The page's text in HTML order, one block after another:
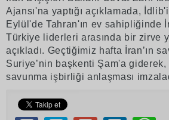
Ajansı'na yaptığı açıklamada,
Eylül'de Tahran'ın ev sahipliğinde
Türkiye liderleri arasında bir zirve
açıkladı. Geçtiğimiz hafta İran’ın
Suriye’nin başkenti Şam'a giderek,
savunma işbirliği anlaşması